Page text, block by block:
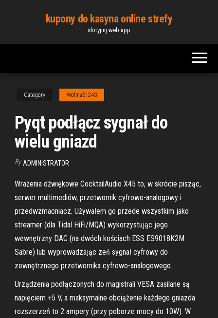
content
kupony do kasyna online strefy
slotyjinj.web.app
Category Wolma51243
Pyqt podłącz sygnał do
wielu gniazd
By ADMINISTRATOR
Wrażenia dźwiękowe CocktailAudio X45 to, w skrócie pisząc,
serwer multimediów, przetwornik cyfrowo-analogowy i
przedwzmacniacz. Używałem go przede wszystkim jako
streamer (dla Tidal HiFi/MQA) wykorzystując jego
wewnętrzny DAC (na dwóch kościach ESS ES9018K2M
Sabre) lub wyprowadzając zeń sygnał cyfrowy do
zewnętrznego przetwornika cyfrowo-analogowego.
Urządzenia podłączonych do magistrali VESA zasilane są
napięciem +5 V, a maksymalne obciążenie każdego gniazda
rozszerzeń to 2 ampery (przy poborze mocy do 10W). W